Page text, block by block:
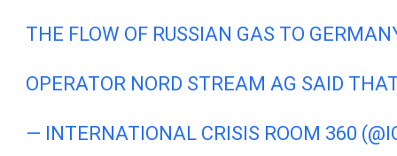
THE FLOW OF RUSSIAN GAS TO
OPERATOR NORD STREAM AG SAID
— INTERNATIONAL CRISIS ROOM 360